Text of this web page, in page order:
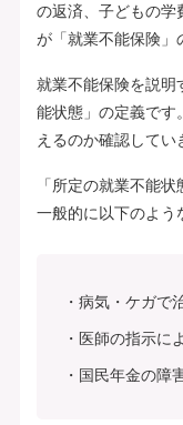
の返済、子どもの学
が「就業不能保険」
就業不能保険を説明
能状態」の定義です
えるのか確認してい
「所定の就業不能
一般的に以下のよう
病気・ケガで
医師の指示に
国民年金の障